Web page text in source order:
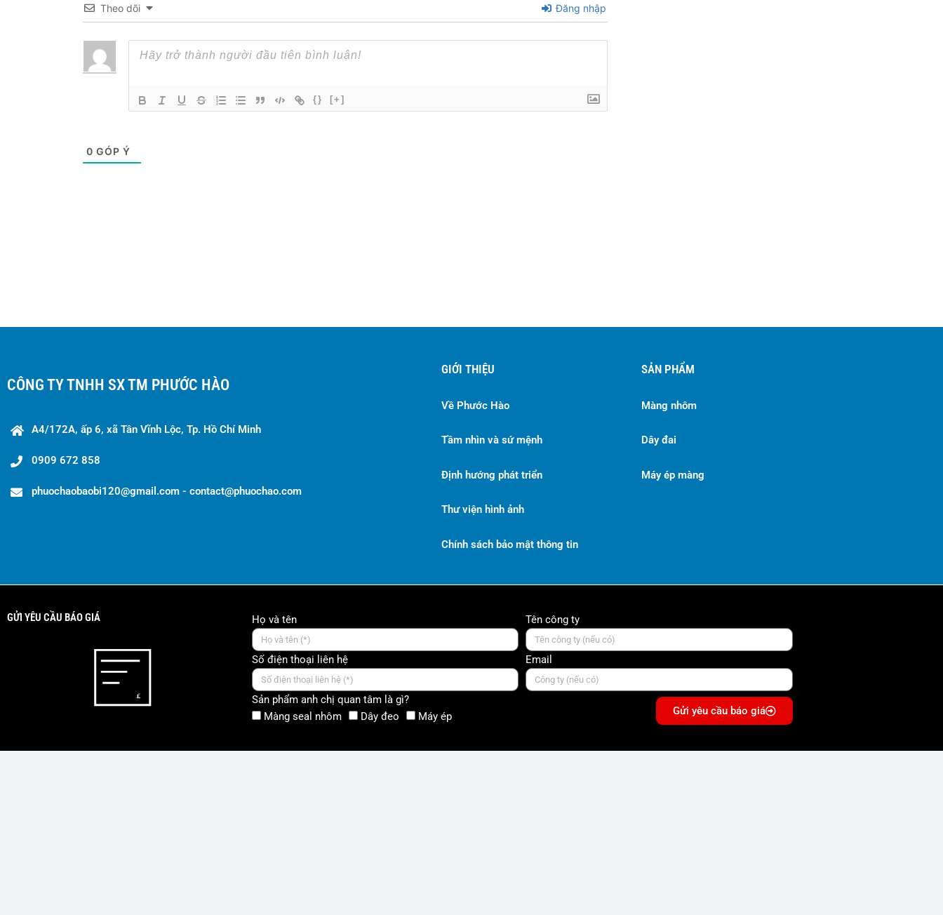
Theo dõi Đăng nhập
{} [+]
0 GÓP Ý
CÔNG TY TNHH SX TM PHƯỚC HÀO
A4/172A, ấp 6, xã Tân Vĩnh Lộc, Tp. Hồ Chí Minh
0909 672 858
phuochaobaobi120@gmail.com - contact@phuochao.com
GIỚI THIỆU
Về Phước Hào
Tầm nhìn và sứ mệnh
Định hướng phát triển
Thư viện hình ảnh
Chính sách bảo mật thông tin
SẢN PHẨM
Màng nhôm
Dây đai
Máy ép màng
GỬI YÊU CẦU BÁO GIÁ Họ và tên Tên công ty
Số điện thoại liên hệ Email
Sản phẩm anh chị quan tâm là gì?
Màng seal nhôm
Dây đeo Máy ép Gửi yêu cầu báo giá